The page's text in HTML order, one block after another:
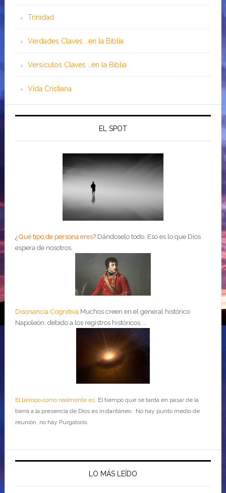
Trinidad
Verdades Claves …en la Biblia
Versículos Claves …en la Biblia
Vida Cristiana
EL SPOT
¿Qué tipo de persona eres? Dándoselo todo. Eso es lo que Dios
espera de nosotros.
Disonancia Cognitiva Muchos creen en el general histórico
Napoleón, debido a los registros históricos....
El tiempo como realmente esEl tiempo que se tarda en pasar de la
tierra a la presencia de Dios es instantáneo. No hay punto medio de
reunión, no hay Purgatorio.
LO MÁS LEÍDO